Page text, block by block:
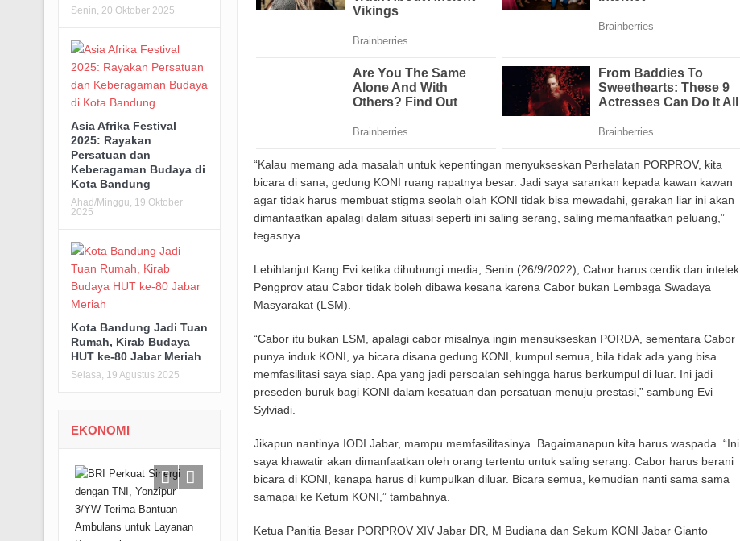
“Kalau memang ada masalah untuk kepentingan menyukseskan Perhelatan PORPROV, kita
bicara di sana, gedung KONI ruang rapatnya besar. Jadi saya sarankan kepada kawan kawan
agar tidak harus membuat stigma seolah olah KONI tidak bisa mewadahi, gerakan liar ini akan
dimanfaatkan apalagi dalam situasi seperti ini saling serang, saling memanfaatkan peluang,”
tegasnya.
Lebihlanjut Kang Evi ketika dihubungi media, Senin (26/9/2022), Cabor harus cerdik dan intelek.
Pengprov atau Cabor tidak boleh dibawa kesana karena Cabor bukan Lembaga Swadaya
Masyarakat (LSM).
“Cabor itu bukan LSM, apalagi cabor misalnya ingin mensukseskan PORDA, sementara Cabor
punya induk KONI, ya bicara disana gedung KONI, kumpul semua, bila tidak ada yang bisa
memfasilitasi saya siap. Apa yang jadi persoalan sehingga harus berkumpul di luar. Ini jadi
preseden buruk bagi KONI dalam kesatuan dan persatuan menuju prestasi,” sambung Evi
Sylviadi.
Jikapun nantinya IODI Jabar, mampu memfasilitasinya. Bagaimanapun kita harus waspada. “Ini
saya khawatir akan dimanfaatkan oleh orang tertentu untuk saling serang. Cabor harus berani
bicara di KONI, kenapa harus di kumpulkan diluar. Bicara semua, kemudian nanti sama sama
samapai ke Ketum KONI,” tambahnya.
Ketua Panitia Besar PORPROV XIV Jabar DR, M Budiana dan Sekum KONI Jabar Gianto
Senin, 20 Oktober 2025
Asia Afrika Festival
2025: Rayakan
Persatuan dan
Keberagaman Budaya di
Kota Bandung
Ahad/Minggu, 19 Oktober
2025
Kota Bandung Jadi Tuan
Rumah, Kirab Budaya
HUT ke-80 Jabar Meriah
Selasa, 19 Agustus 2025
EKONOMI